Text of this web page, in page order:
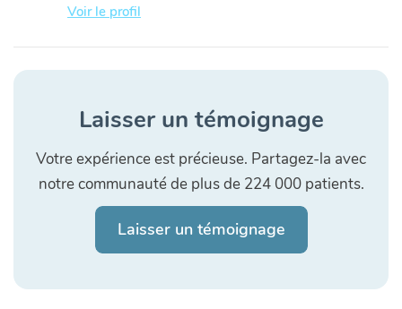
Voir le profil
Laisser un témoignage
Votre expérience est précieuse. Partagez-la avec
notre communauté de plus de 224 000 patients.
Laisser un témoignage